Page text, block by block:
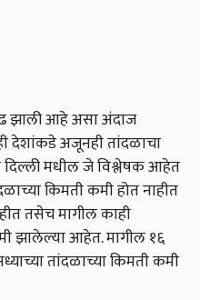
झाली आहे असा अंदाज
अजूनही तांदळाचा
दिल्ली मधील जे विश्लेषक आहेत
किमती कमी होत नाहीत
तसेच मागील काही
झालेल्या आहेत. मागील १६
तांदळाच्या किमती कमी